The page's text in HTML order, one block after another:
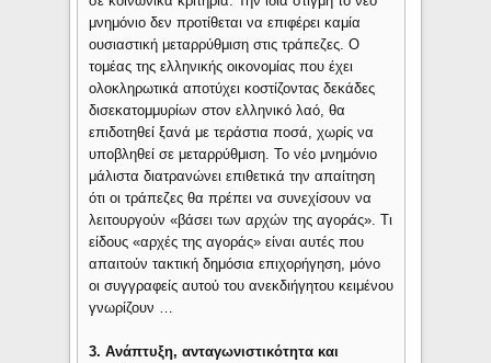
μνημόνιο δεν προτίθεται να επιφέρει καμία
ουσιαστική μεταρρύθμιση στις τράπεζες. Ο
τομέας της ελληνικής οικονομίας που έχει
ολοκληρωτικά αποτύχει κοστίζοντας δεκάδες
δισεκατομμυρίων στον ελληνικό λαό, θα
επιδοτηθεί ξανά με τεράστια ποσά, χωρίς να
υποβληθεί σε μεταρρύθμιση. Το νέο μνημόνιο
μάλιστα διατρανώνει επιθετικά την απαίτηση
ότι οι τράπεζες θα πρέπει να συνεχίσουν να
λειτουργούν «βάσει των αρχών της αγοράς». Τι
είδους «αρχές της αγοράς» είναι αυτές που
απαιτούν τακτική δημόσια επιχορήγηση, μόνο
οι συγγραφείς αυτού του ανεκδιήγητου κειμένου
γνωρίζουν …
3. Ανάπτυξη, ανταγωνιστικότητα και